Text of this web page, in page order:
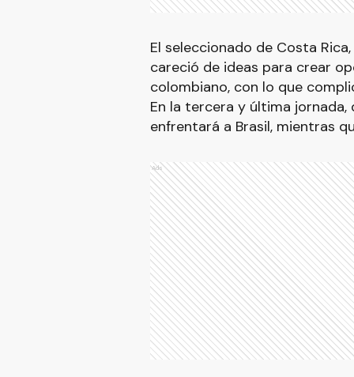
El seleccionado de Costa
careció de ideas para crear
colombiano, con lo que
En la tercera y última
enfrentará a Brasil, mientras
Ads